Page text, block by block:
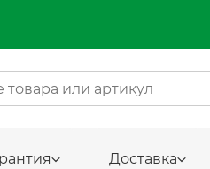
Доставка